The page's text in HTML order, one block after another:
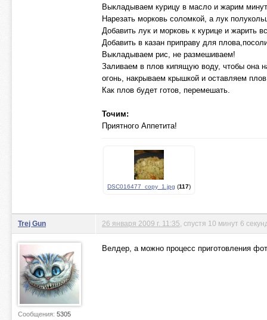
Выкладываем курицу в масло и жарим
Нарезать морковь соломкой, а лук
Добавить лук и морковь к курице и жарить
Добавить в казан приправу для
Выкладываем рис, не размешиваем!
Заливаем в плов кипящую воду, чтобы она
огонь, накрываем крышкой и оставляем
Как плов будет готов, перемешать.
Точим:
Приятного Аппетита!
DSC016477_copy_1.jpg (117)
Trej Gun
Сообщения: 5305
26 января 2009 г. 11:35 , спустя 10 минут 6
Велдер, а можно процесс приготовления